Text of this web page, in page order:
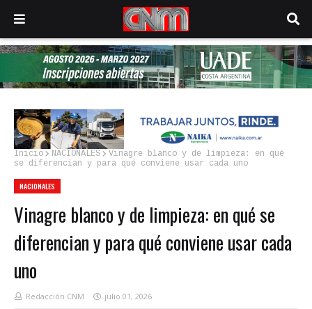
Inicio NACIONALES
Vinagre blanco y de limpieza: en qué
se diferencian y para qué conviene usar cada uno
NACIONALES
Vinagre blanco y de limpieza: en qué se
diferencian y para qué conviene usar cada
uno
Redacción CNM julio 01, 2026